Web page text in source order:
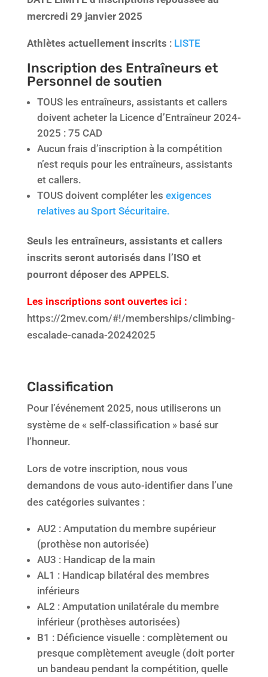
mercredi 29 janvier 2025
Athlètes actuellement inscrits : LISTE
Inscription des Entraîneurs et
Personnel de soutien
TOUS les entraîneurs, assistants et callers
doivent acheter la Licence d’Entraîneur 2024-
2025 : 75 CAD
Aucun frais d’inscription à la compétition
n’est requis pour les entraîneurs, assistants
et callers.
TOUS doivent compléter les exigences
relatives au Sport Sécuritaire.
Seuls les entraîneurs, assistants et callers
inscrits seront autorisés dans l’ISO et
pourront déposer des APPELS.
Les inscriptions sont ouvertes ici :
https://2mev.com/#!/memberships/climbing-
escalade-canada-20242025
Classification
Pour l’événement 2025, nous utiliserons un
système de « self-classification » basé sur
l’honneur.
Lors de votre inscription, nous vous
demandons de vous auto-identifier dans l’une
des catégories suivantes :
AU2 : Amputation du membre supérieur
(prothèse non autorisée)
AU3 : Handicap de la main
AL1 : Handicap bilatéral des membres
inférieurs
AL2 : Amputation unilatérale du membre
inférieur (prothèses autorisées)
B1 : Déficience visuelle : complètement ou
presque complètement aveugle (doit porter
un bandeau pendant la compétition, quelle